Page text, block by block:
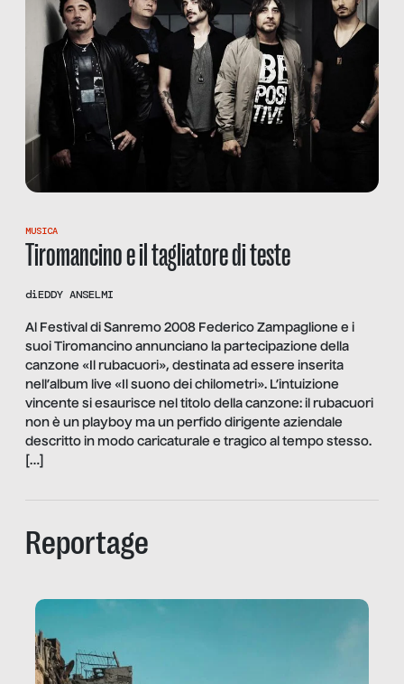
MUSICA
Tiromancino e il tagliatore di teste
diEDDY ANSELMI
Al Festival di Sanremo 2008 Federico Zampaglione e i
suoi Tiromancino annunciano la partecipazione della
canzone «Il rubacuori», destinata ad essere inserita
nell’album live «Il suono dei chilometri». L’intuizione
vincente si esaurisce nel titolo della canzone: il rubacuori
non è un playboy ma un perfido dirigente aziendale
descritto in modo caricaturale e tragico al tempo stesso.
[…]
Reportage